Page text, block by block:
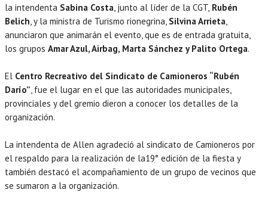
la intendenta Sabina Costa, junto al líder de la CGT, Rubén
Belich, y la ministra de Turismo rionegrina, Silvina Arrieta,
anunciaron que animarán el evento, que es de entrada gratuita,
los grupos Amar Azul, Airbag, Marta Sánchez y Palito Ortega.
El Centro Recreativo del Sindicato de Camioneros “Rubén
Darío”, fue el lugar en el que las autoridades municipales,
provinciales y del gremio dieron a conocer los detalles de la
organización.
La intendenta de Allen agradeció al sindicato de Camioneros por
el respaldo para la realización de la19° edición de la fiesta y
también destacó el acompañamiento de un grupo de vecinos que
se sumaron a la organización.